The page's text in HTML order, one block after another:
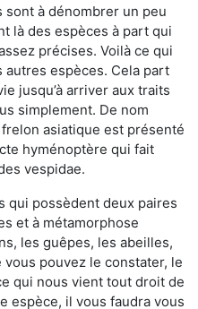
à dénombrer un peu
là des espèces à part qui
précises. Voilà ce qui
espèces. Cela part
jusqu’à arriver aux traits
simplement. De nom
asiatique est présenté
hyménoptère qui fait
vespidae.
qui possèdent deux paires
et à métamorphose
les guêpes, les abeilles,
pouvez le constater, le
qui nous vient tout droit de
espèce, il vous faudra vous